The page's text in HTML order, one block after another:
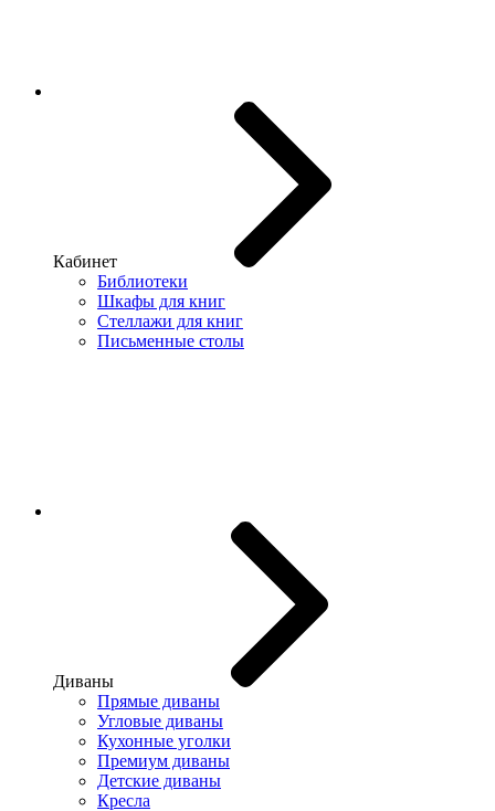
Кабинет
Библиотеки
Шкафы для книг
Стеллажи для книг
Письменные столы
Диваны
Прямые диваны
Угловые диваны
Кухонные уголки
Премиум диваны
Детские диваны
Кресла